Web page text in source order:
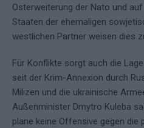
Osterweiterung der Nato und
Staaten der ehemaligen
westlichen Partner weisen dies
Für Konflikte sorgt auch die
seit der Krim-Annexion durch
Milizen und die ukrainische
Außenminister Dmytro Kuleba
plane keine Offensive gegen